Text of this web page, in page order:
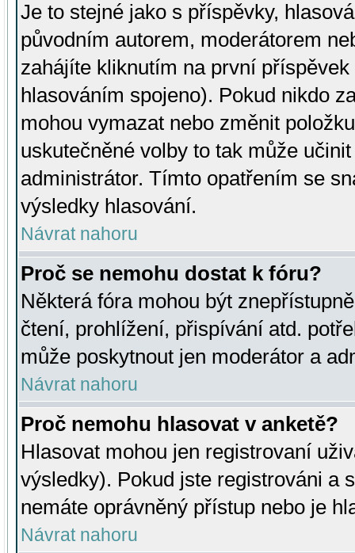
Je to stejné jako s příspěvky,
původním autorem, moderátorem
zahájíte kliknutím na první
hlasováním spojeno). Pokud nikdo
mohou vymazat nebo změnit
uskutečněné volby to tak může
administrátor. Tímto opatřením se
výsledky hlasování.
Návrat nahoru
Proč se nemohu dostat k fóru?
Některá fóra mohou být
čtení, prohlížení, přispívání atd.
může poskytnout jen moderátor a
Návrat nahoru
Proč nemohu hlasovat v anketě?
Hlasovat mohou jen registrovaní
výsledky). Pokud jste registrováni a
nemáte oprávněný přístup nebo je
Návrat nahoru